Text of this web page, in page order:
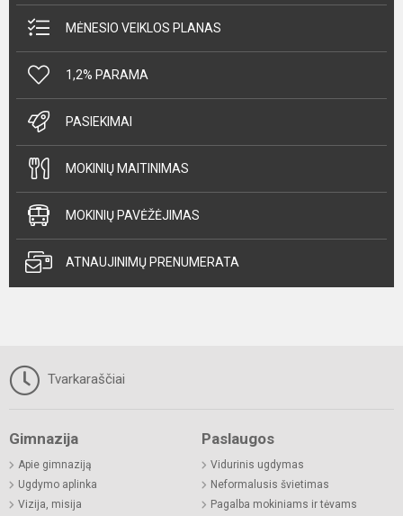
MĖNESIO VEIKLOS PLANAS
1,2% PARAMA
PASIEKIMAI
MOKINIŲ MAITINIMAS
MOKINIŲ PAVĖŽĖJIMAS
ATNAUJINIMŲ PRENUMERATA
Tvarkaraščiai
Gimnazija
Apie gimnaziją
Ugdymo aplinka
Vizija, misija
Paslaugos
Vidurinis ugdymas
Neformalusis švietimas
Pagalba mokiniams ir tėvams